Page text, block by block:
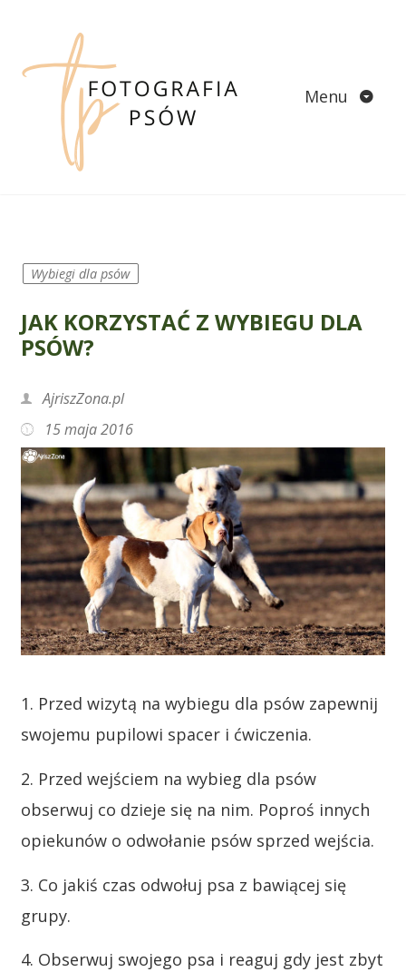
content
Menu
Wybiegi dla psów
JAK KORZYSTAĆ Z WYBIEGU DLA
PSÓW?
AjriszZona.pl
15 maja 2016
1. Przed wizytą na wybiegu dla psów zapewnij
swojemu pupilowi spacer i ćwiczenia.
2. Przed wejściem na wybieg dla psów
obserwuj co dzieje się na nim. Poproś innych
opiekunów o odwołanie psów sprzed wejścia.
3. Co jakiś czas odwołuj psa z bawiącej się
grupy.
4. Obserwuj swojego psa i reaguj gdy jest zbyt